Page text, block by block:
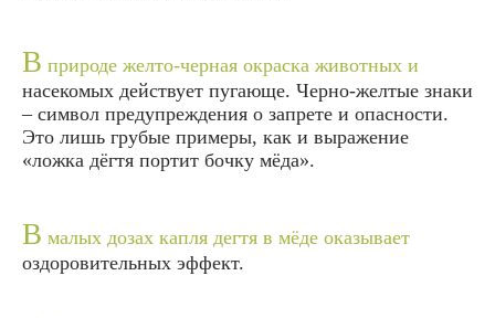
В природе желто-черная окраска животных и
насекомых действует пугающе. Черно-желтые знаки
– символ предупреждения о запрете и опасности.
Это лишь грубые примеры, как и выражение
«ложка дёгтя портит бочку мёда».
В малых дозах капля дегтя в мёде оказывает
оздоровительных эффект.